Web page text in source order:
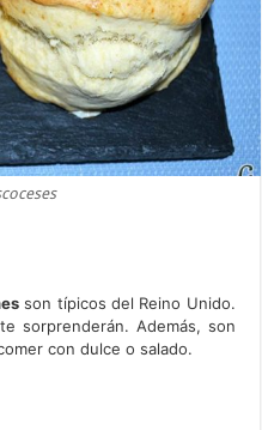
son típicos del Reino Unido.
sorprenderán. Además, son
con dulce o salado.